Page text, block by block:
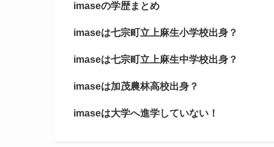
imaseの学歴まとめ
imaseは七宗町立上麻生小学校出身？
imaseは七宗町立上麻生中学校出身？
imaseは加茂農林高校出身？
imaseは大学へ進学していない！